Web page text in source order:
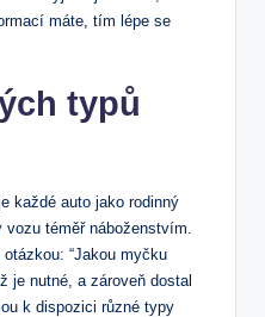
máte, tím lépe se
typů
každé auto jako rodinný
téměř náboženstvím.
“Jakou myčku
je nutné, a zároveň dostal
k dispozici různé typy